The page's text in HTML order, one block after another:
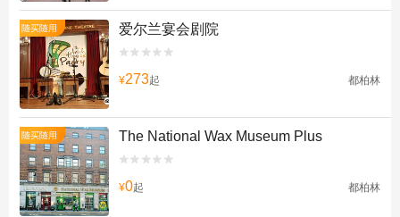
随买随用 爱尔兰宴会剧院


¥273起 都柏林
随买随用 The National Wax Museum Plus


¥0起 都柏林